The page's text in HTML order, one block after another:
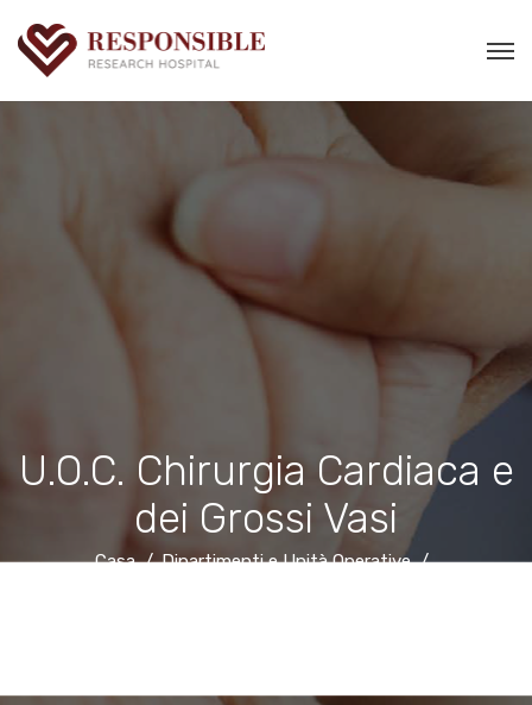
U.O.C. Chirurgia Cardiaca e
dei Grossi Vasi
Casa
Dipartimenti e Unità Operative